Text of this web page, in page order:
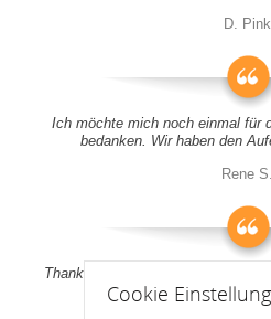
D. Pink
Ich möchte mich noch einmal für
bedanken. Wir haben den
Rene S.
Thank you all for your support! It
Cookie